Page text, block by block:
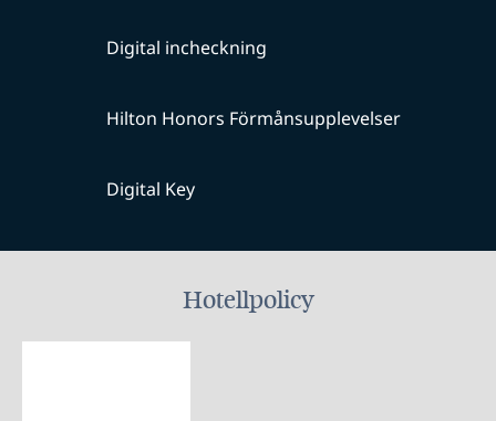
Digital incheckning
Hilton Honors Förmånsupplevelser
Digital Key
Hotellpolicy